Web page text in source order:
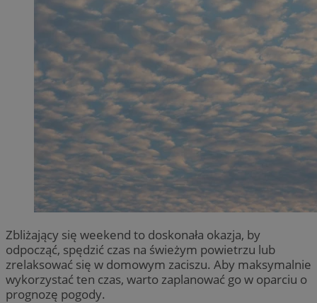
Zbliżający się weekend to doskonała okazja, by
odpocząć, spędzić czas na świeżym powietrzu lub
zrelaksować się w domowym zaciszu. Aby maksymalnie
wykorzystać ten czas, warto zaplanować go w oparciu o
prognozę pogody.